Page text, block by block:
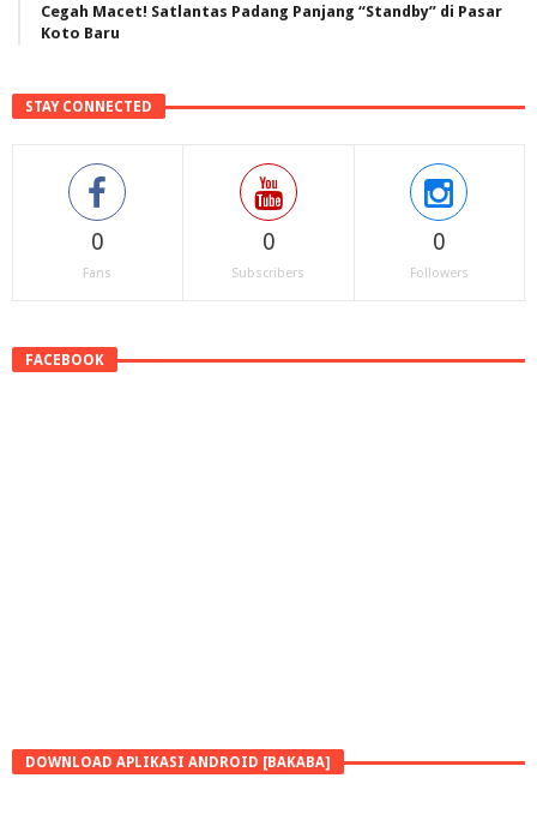
Cegah Macet! Satlantas Padang Panjang “Standby” di Pasar
Koto Baru
STAY CONNECTED
0
Fans
0
Subscribers
0
Followers
FACEBOOK
DOWNLOAD APLIKASI ANDROID [BAKABA]